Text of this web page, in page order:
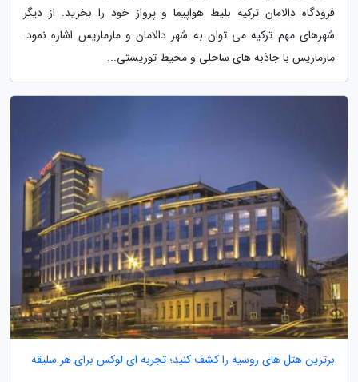
فرودگاه دالامان ترکیه بلیط هواپیما و پرواز خود را بخرید. از دیگر
شهرهای مهم ترکیه می توان به شهر دالامان و مارماریس اشاره نمود.
مارماریس با جاذبه های ساحلی و محیط توریستی...
برترین هتل های روسیه را کشف کنید؛ تجربه ای لوکس برای هر سلیقه